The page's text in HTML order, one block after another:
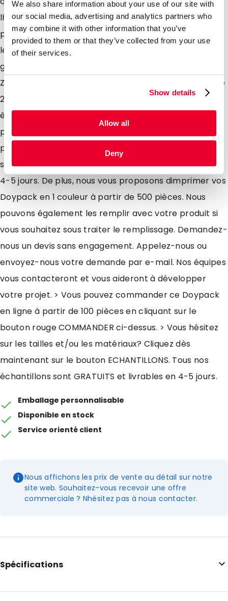
We also share information about your use of our site with
our social media, advertising and analytics partners who
may combine it with other information that you’ve
provided to them or that they’ve collected from your use
of their services.
Show details
Allow all
Deny
lhumidité, loxygène. De complexe PET/PE, votre
produit sera visible à travers le Doypack. Leur soufflet
leur permet davoir un excellent maintien vertical
garantissant un impact visuel en rayon! Ces Doypack
Zip sont munis dune fermeture zip résistante à plus de
200 ouvertures et fermetures. Le Doypack Zip peut
être fermé par une soudure, de façon à ce que votre
produit soit scellé et fermé à 100%. Nous vous offrons
pour cet emballage une vaste gamme de produits
standards qui sont disponibles en stock livrables sous
4-5 jours. De plus, nous vous proposons dimprimer vos
Doypack en 1 couleur à partir de 500 pièces. Nous
pouvons également les remplir avec votre produit si
vous souhaitez sous traiter le remplissage. Demandez-
nous un devis sans engagement. Appelez-nous ou
envoyez-nous votre demande par e-mail. Nos équipes
vous contacteront et vous aideront à développer
votre projet. > Vous pouvez commander ce Doypack
en ligne à partir de 100 pièces en cliquant sur le
bouton rouge COMMANDER ci-dessus. > Vous hésitez
sur les tailles et/ou les matériaux? Cliquez dès
maintenant sur le bouton ECHANTILLONS. Tous nos
échantillons sont GRATUITS et livrables en 4-5 jours.
Emballage personnalisable
Disponible en stock
Service orienté client
Nous affichons les prix de vente au détail sur notre
site web. Souhaitez-vous recevoir une offre
commerciale ? Nhésitez pas à nous contacter.
Spécifications
Informations complémentaires: Avec encoches de